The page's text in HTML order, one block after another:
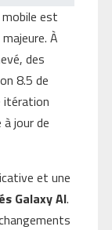
est
À
des
8.5 de
itération
à jour de
et une
Galaxy AI.